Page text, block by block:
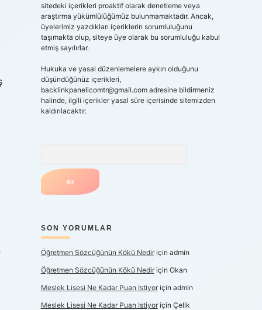
sitedeki içerikleri proaktif olarak denetleme veya
araştırma yükümlülüğümüz bulunmamaktadır. Ancak,
üyelerimiz yazdıkları içeriklerin sorumluluğunu
taşımakta olup, siteye üye olarak bu sorumluluğu kabul
etmiş sayılırlar.
Hukuka ve yasal düzenlemelere aykırı olduğunu
düşündüğünüz içerikleri,
backlinkpanelicomtr@gmail.comadresine bildirmeniz
halinde, ilgili içerikler yasal süre içerisinde sitemizden
kaldırılacaktır.
SON YORUMLAR
Öğretmen Sözcüğünün Kökü Nediriçin admin
Öğretmen Sözcüğünün Kökü Nediriçin Okan
Meslek Lisesi Ne Kadar Puan Istiyoriçin admin
Meslek Lisesi Ne Kadar Puan Istiyoriçin Çelik